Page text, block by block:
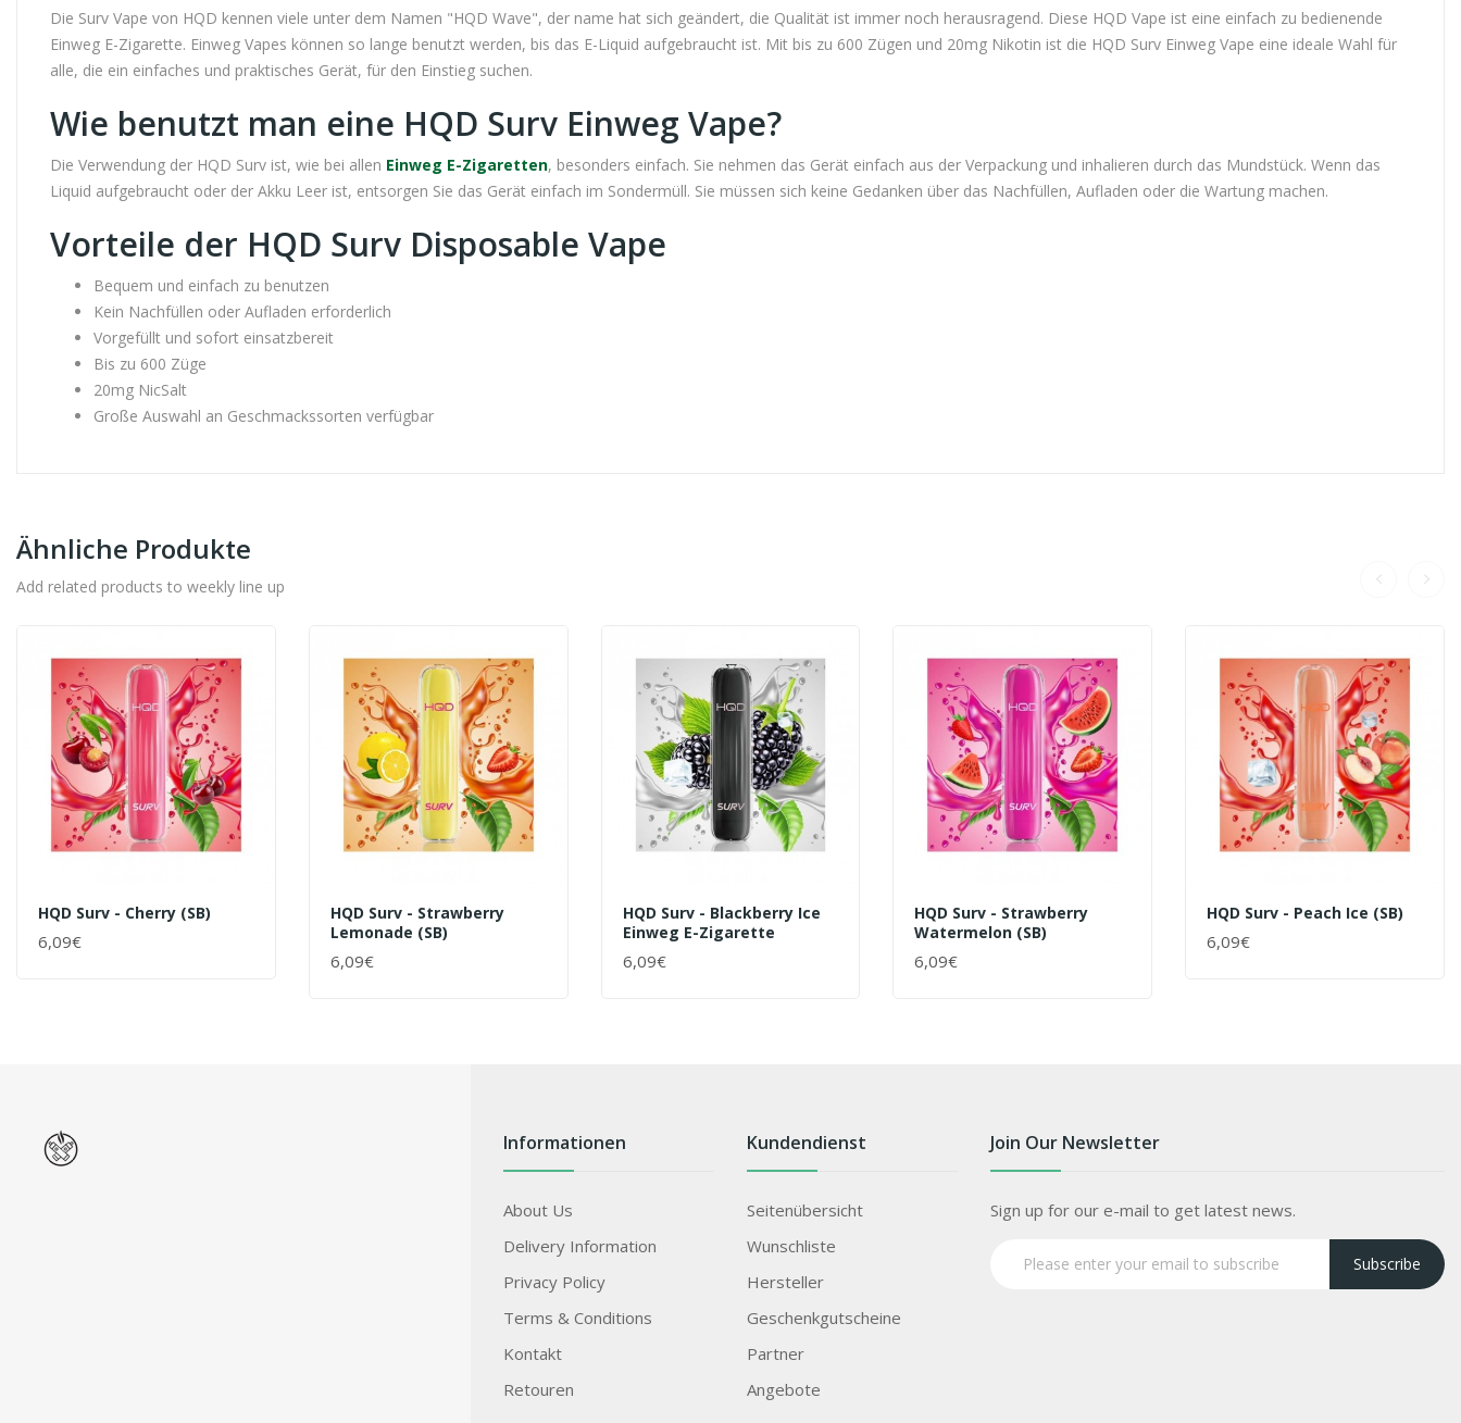
Die Surv Vape von HQD kennen viele unter dem Namen "HQD Wave", der name hat sich geändert, die Qualität ist immer noch herausragend. Diese HQD Vape ist eine einfach zu bedienende
Einweg E-Zigarette. Einweg Vapes können so lange benutzt werden, bis das E-Liquid aufgebraucht ist. Mit bis zu 600 Zügen und 20mg Nikotin ist die HQD Surv Einweg Vape eine ideale Wahl für
alle, die ein einfaches und praktisches Gerät, für den Einstieg suchen.
Wie benutzt man eine HQD Surv Einweg Vape?
Die Verwendung der HQD Surv ist, wie bei allen Einweg E-Zigaretten, besonders einfach. Sie nehmen das Gerät einfach aus der Verpackung und inhalieren durch das Mundstück. Wenn das
Liquid aufgebraucht oder der Akku Leer ist, entsorgen Sie das Gerät einfach im Sondermüll. Sie müssen sich keine Gedanken über das Nachfüllen, Aufladen oder die Wartung machen.
Vorteile der HQD Surv Disposable Vape
Bequem und einfach zu benutzen
Kein Nachfüllen oder Aufladen erforderlich
Vorgefüllt und sofort einsatzbereit
Bis zu 600 Züge
20mg NicSalt
Große Auswahl an Geschmackssorten verfügbar
Ähnliche Produkte
Add related products to weekly line up
HQD Surv - Cherry (SB)
6,09€
+ WARENKORB
HQD Surv - Strawberry
Lemonade (SB)
6,09€
+ WARENKORB
HQD Surv - Blackberry Ice
Einweg E-Zigarette
6,09€
+ WARENKORB
HQD Surv - Strawberry
Watermelon (SB)
6,09€
+ WARENKORB
HQD Surv - Peach Ice (SB)
6,09€
+ WARENKORB
Informationen
About Us
Delivery Information
Privacy Policy
Terms & Conditions
Kontakt
Retouren
Kundendienst
Seitenübersicht
Wunschliste
Hersteller
Geschenkgutscheine
Partner
Angebote
Join Our Newsletter
Sign up for our e-mail to get latest news.
Subscribe